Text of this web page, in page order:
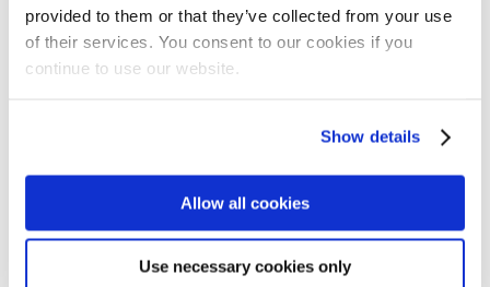
provided to them or that they’ve collected from your use
of their services. You consent to our cookies if you
continue to use our website.
Show details
Allow all cookies
Use necessary cookies only
ingénieurs de la fiabilité des sites qui découvrent les
technologies de conteneurs doivent s'inscrire au
cours Développement avec Red Hat OpenShift I :